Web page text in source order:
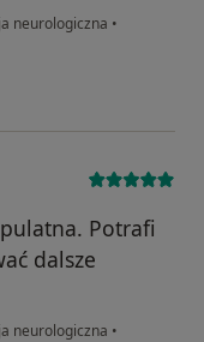
neurologiczna •
Potrafi
dalsze
neurologiczna •